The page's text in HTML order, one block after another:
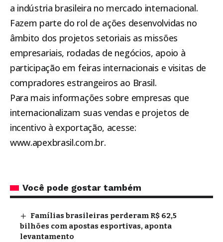
a indústria brasileira no mercado internacional.
Fazem parte do rol de ações desenvolvidas no
âmbito dos projetos setoriais as missões
empresariais, rodadas de negócios, apoio à
participação em feiras internacionais e visitas de
compradores estrangeiros ao Brasil.
Para mais informações sobre empresas que
internacionalizam suas vendas e projetos de
incentivo à exportação, acesse:
www.apexbrasil.com.br.
Você pode gostar também
Famílias brasileiras perderam R$ 62,5
bilhões com apostas esportivas, aponta
levantamento